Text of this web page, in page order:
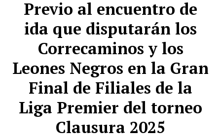
Previo al encuentro de
ida que disputarán los
Correcaminos y los
Leones Negros en la Gran
Final de Filiales de la
Liga Premier del torneo
Clausura 2025